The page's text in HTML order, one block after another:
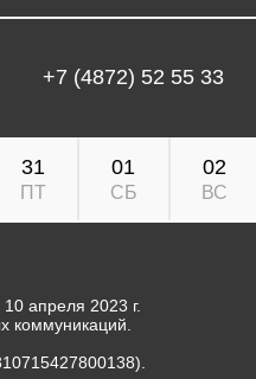
+7 (4872) 52 55 33
31
ПТ
01
СБ
02
ВС
апреля 2023 г.
коммуникаций.